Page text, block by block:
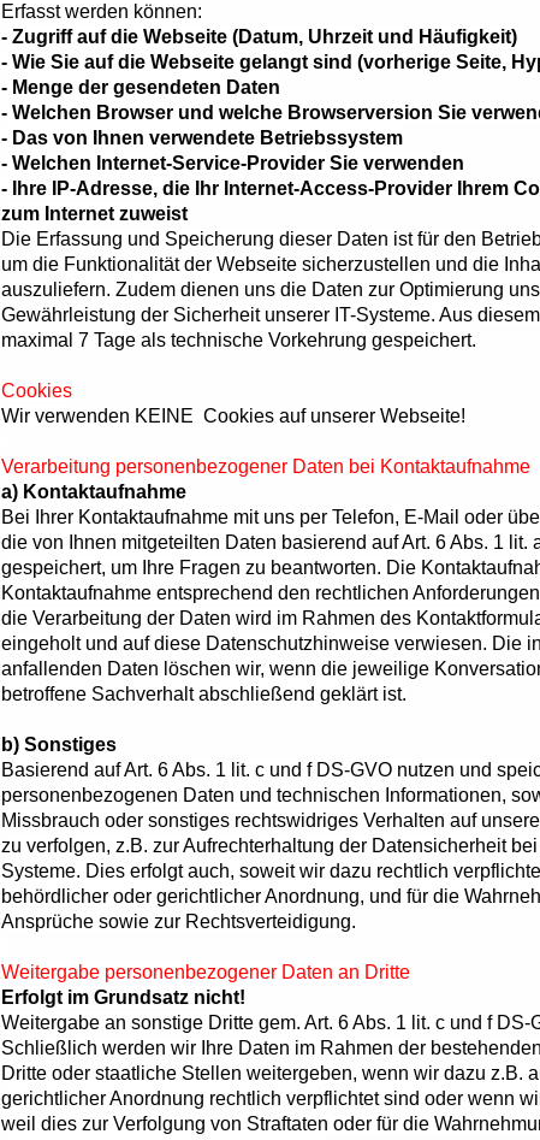
Erfasst werden können:
- Zugriff auf die Webseite (Datum, Uhrzeit und Häufigkeit)
- Wie Sie auf die Webseite gelangt sind (vorherige Seite,
- Menge der gesendeten Daten
- Welchen Browser und welche Browserversion Sie
- Das von Ihnen verwendete Betriebssystem
- Welchen Internet-Service-Provider Sie verwenden
- Ihre IP-Adresse, die Ihr Internet-Access-Provider Ihrem
zum Internet zuweist
Die Erfassung und Speicherung dieser Daten ist für den
um die Funktionalität der Webseite sicherzustellen und die
auszuliefern. Zudem dienen uns die Daten zur Optimierung
Gewährleistung der Sicherheit unserer IT-Systeme. Aus
maximal 7 Tage als technische Vorkehrung gespeichert.
Cookies
Wir verwenden KEINE Cookies auf unserer Webseite!
Verarbeitung personenbezogener Daten bei Kontaktaufnahme
a) Kontaktaufnahme
Bei Ihrer Kontaktaufnahme mit uns per Telefon, E-Mail oder
die von Ihnen mitgeteilten Daten basierend auf Art. 6 Abs. 1 lit.
gespeichert, um Ihre Fragen zu beantworten. Die
Kontaktaufnahme entsprechend den rechtlichen
die Verarbeitung der Daten wird im Rahmen des
eingeholt und auf diese Datenschutzhinweise verwiesen. Die
anfallenden Daten löschen wir, wenn die jeweilige
betroffene Sachverhalt abschließend geklärt ist.
b) Sonstiges
Basierend auf Art. 6 Abs. 1 lit. c und f DS-GVO nutzen und
personenbezogenen Daten und technischen Informationen,
Missbrauch oder sonstiges rechtswidriges Verhalten auf
zu verfolgen, z.B. zur Aufrechterhaltung der Datensicherheit
Systeme. Dies erfolgt auch, soweit wir dazu rechtlich
behördlicher oder gerichtlicher Anordnung, und für die
Ansprüche sowie zur Rechtsverteidigung.
Weitergabe personenbezogener Daten an Dritte
Erfolgt im Grundsatz nicht!
Weitergabe an sonstige Dritte gem. Art. 6 Abs. 1 lit. c und f DS-
Schließlich werden wir Ihre Daten im Rahmen der
Dritte oder staatliche Stellen weitergeben, wenn wir dazu z.B.
gerichtlicher Anordnung rechtlich verpflichtet sind oder wenn
weil dies zur Verfolgung von Straftaten oder für die